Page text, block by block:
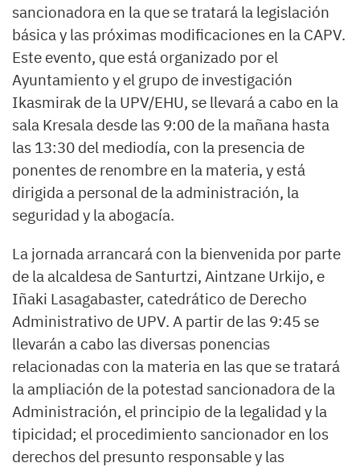
sancionadora en la que se tratará la legislación
básica y las próximas modificaciones en la CAPV.
Este evento, que está organizado por el
Ayuntamiento y el grupo de investigación
Ikasmirak de la UPV/EHU, se llevará a cabo en la
sala Kresala desde las 9:00 de la mañana hasta
las 13:30 del mediodía, con la presencia de
ponentes de renombre en la materia, y está
dirigida a personal de la administración, la
seguridad y la abogacía.
La jornada arrancará con la bienvenida por parte
de la alcaldesa de Santurtzi, Aintzane Urkijo, e
Iñaki Lasagabaster, catedrático de Derecho
Administrativo de UPV. A partir de las 9:45 se
llevarán a cabo las diversas ponencias
relacionadas con la materia en las que se tratará
la ampliación de la potestad sancionadora de la
Administración, el principio de la legalidad y la
tipicidad; el procedimiento sancionador en los
derechos del presunto responsable y las